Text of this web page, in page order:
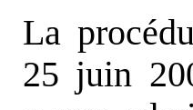
La
25 juin